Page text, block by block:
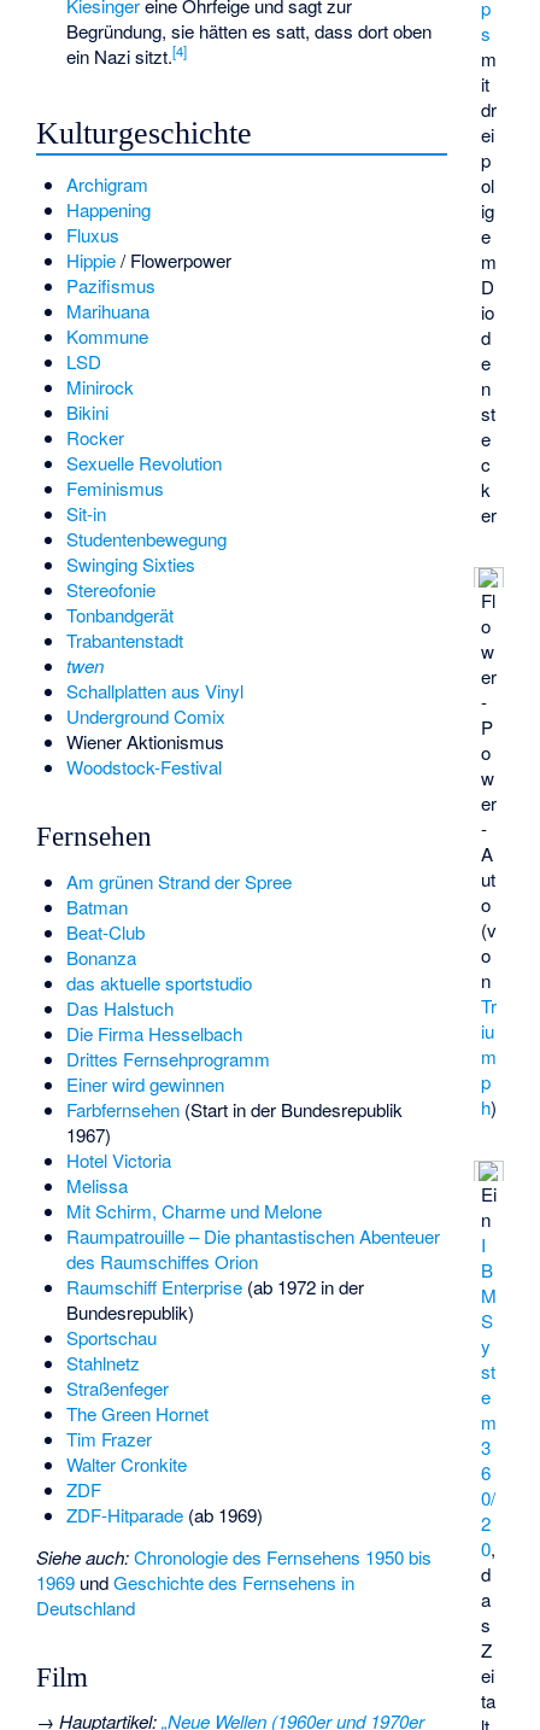
p
s
m
it
dr
ei
p
ol
ig
e
m
D
io
d
e
n
st
e
c
k
er
Begründung, sie hätten es satt, dass dort oben
ein Nazi sitzt.[4]
Kulturgeschichte
Fl
o
w
er
-
P
o
w
er
-
A
ut
o
(v
o
n
Tr
iu
m
p
h)
Ei
n
I
B
M
S
y
st
e
m
3
6
0/
2
0,
d
a
s
Z
ei
ta
Archigram
Happening
Fluxus
Hippie/ Flowerpower
Pazifismus
Marihuana
Kommune
LSD
Minirock
Bikini
Rocker
Sexuelle Revolution
Feminismus
Sit-in
Studentenbewegung
Swinging Sixties
Stereofonie
Tonbandgerät
Trabantenstadt
twen
Schallplatten aus Vinyl
Underground Comix
Wiener Aktionismus
Woodstock-Festival
Fernsehen
Am grünen Strand der Spree
Batman
Beat-Club
Bonanza
das aktuelle sportstudio
Das Halstuch
Die Firma Hesselbach
Drittes Fernsehprogramm
Einer wird gewinnen
Farbfernsehen(Start in der Bundesrepublik
1967)
Hotel Victoria
Melissa
Mit Schirm, Charme und Melone
Raumpatrouille – Die phantastischen Abenteuer
des Raumschiffes Orion
Raumschiff Enterprise(ab 1972 in der
Bundesrepublik)
Sportschau
Stahlnetz
Straßenfeger
The Green Hornet
Tim Frazer
Walter Cronkite
ZDF
ZDF-Hitparade(ab 1969)
Siehe auch: Chronologie des Fernsehens 1950 bis
1969 undGeschichte des Fernsehens in
Deutschland
Film
→Hauptartikel:„Neue Wellen (1960er und 1970er